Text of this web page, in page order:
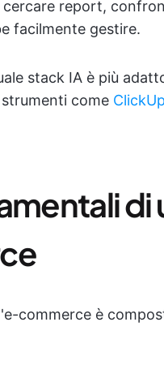
report,
facilmente gestire.
stack IA è più
come ClickUp
di
commerce è